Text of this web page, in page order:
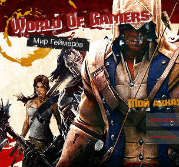
World Of Gamers
Мир Геймеров
Мой